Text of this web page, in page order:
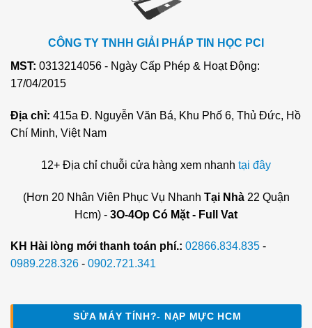
CÔNG TY TNHH GIẢI PHÁP TIN HỌC PCI
MST: 0313214056 - Ngày Cấp Phép & Hoạt Động:
17/04/2015
Địa chỉ: 415a Đ. Nguyễn Văn Bá, Khu Phố 6, Thủ Đức, Hồ
Chí Minh, Việt Nam
12+ Địa chỉ chuỗi cửa hàng xem nhanh tại đây
(Hơn 20 Nhân Viên Phục Vụ Nhanh Tại Nhà22 Quận
Hcm) - 3O-4Op Có Mặt - Full Vat
KH Hài lòng mới thanh toán phí.: 02866.834.835 -
0989.228.326 - 0902.721.341
SỬA MÁY TÍNH?- NẠP MỰC HCM